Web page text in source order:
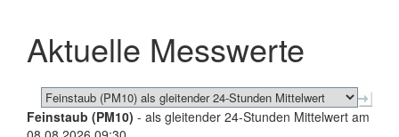
schließen
Aktuelle Messwerte
Feinstaub (PM10) - als gleitender 24-Stunden Mittelwert am